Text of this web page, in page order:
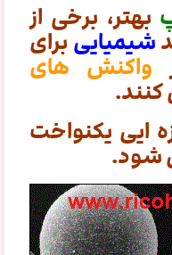
بهتر، برخی از
شیمیاییبرای
واکنش های
ایی یکنواخت
شود.